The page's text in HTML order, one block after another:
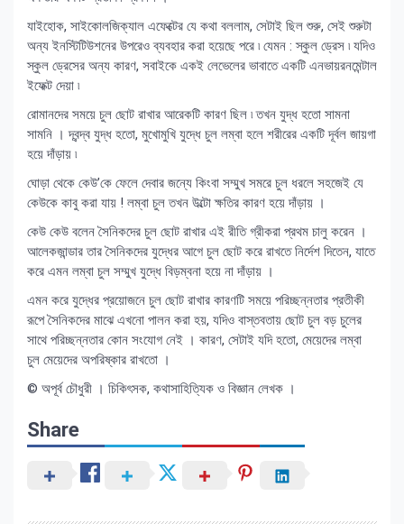
যাইহোক, সাইকোলজিক্যাল এফেক্টের যে কথা বললাম, সেটাই ছিল শুরু, সেই শুরুটা
অন্য ইনস্টিটিউশনের উপরেও ব্যবহার করা হয়েছে পরে ৷ যেমন : স্কুল ড্রেস ৷ যদিও
স্কুল ড্রেসের অন্য কারণ, সবাইকে একই লেভেলের ভাবাতে একটি এনভায়রনমেন্টাল
ইফেক্ট দেয়া ৷
রোমানদের সময়ে চুল ছোট রাখার আরেকটি কারণ ছিল ৷ তখন যুদ্ধ হতো সামনা
সামনি । দ্বন্দ্ব যুদ্ধ হতো, মুখোমুখি যুদ্ধে চুল লম্বা হলে শরীরের একটি দূর্বল জায়গা
হয়ে দাঁড়ায় ৷
ঘোড়া থেকে কেউ’কে ফেলে দেবার জন্যে কিংবা সম্মুখ সমরে চুল ধরলে সহজেই যে
কেউকে কাবু করা যায় ! লম্বা চুল তখন উল্টো ক্ষতির কারণ হয়ে দাঁড়ায় ।
কেউ কেউ বলেন সৈনিকদের চুল ছোট রাখার এই রীতি গ্রীকরা প্রথম চালু করেন ।
আলেকজান্ডার তার সৈনিকদের যুদ্ধের আগে চুল ছোট করে রাখতে নির্দেশ দিতেন, যাতে
করে এমন লম্বা চুল সম্মুখ যুদ্ধে বিড়ম্বনা হয়ে না দাঁড়ায় ।
এমন করে যুদ্ধের প্রয়োজনে চুল ছোট রাখার কারণটি সময়ে পরিচ্ছন্নতার প্রতীকী
রূপে সৈনিকদের মাঝে এখনো পালন করা হয়, যদিও বাস্তবতায় ছোট চুল বড় চুলের
সাথে পরিচ্ছন্নতার কোন সংযোগ নেই । কারণ, সেটাই যদি হতো, মেয়েদের লম্বা
চুল মেয়েদের অপরিষ্কার রাখতো ।
© অপূর্ব চৌধুরী । চিকিৎসক, কথাসাহিত্যিক ও বিজ্ঞান লেখক ।
Share